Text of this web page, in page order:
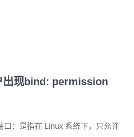
现bind: permission
口：是指在 Linux 系统下，只允许